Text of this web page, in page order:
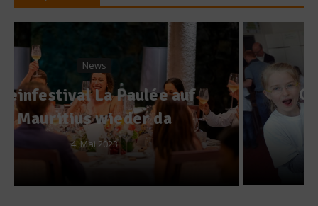
Gesundes & Bio
Gesundes Pausenbrot –
Alles in Butter
24. April 2015